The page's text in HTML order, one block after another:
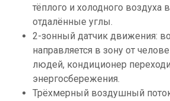
тёплого и холодного воздуха
отдалённые углы.
2-зонный датчик движения:
направляется в зону от
людей, кондиционер
энергосбережения.
Трёхмерный воздушный